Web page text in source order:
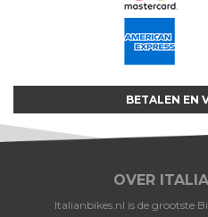
BETALEN EN
OVER
Italianbikes.nl is de grootste